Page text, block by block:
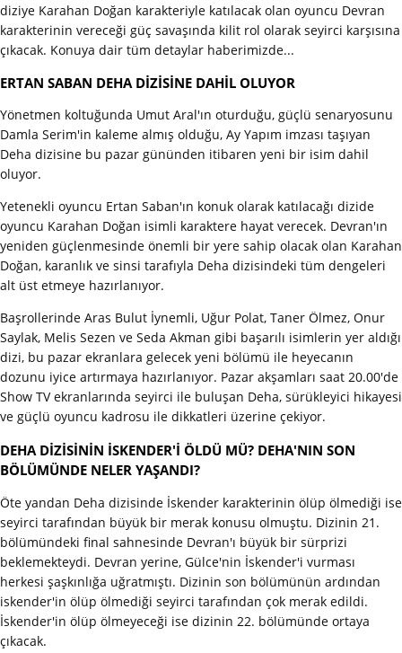
diziye Karahan Doğan karakteriyle katılacak olan oyuncu Devran
karakterinin vereceği güç savaşında kilit rol olarak seyirci karşısına
çıkacak. Konuya dair tüm detaylar haberimizde...
ERTAN SABAN DEHA DİZİSİNE DAHİL OLUYOR
Yönetmen koltuğunda Umut Aral'ın oturduğu, güçlü senaryosunu
Damla Serim'in kaleme almış olduğu, Ay Yapım imzası taşıyan
Deha dizisine bu pazar gününden itibaren yeni bir isim dahil
oluyor.
Yetenekli oyuncu Ertan Saban'ın konuk olarak katılacağı dizide
oyuncu Karahan Doğan isimli karaktere hayat verecek. Devran'ın
yeniden güçlenmesinde önemli bir yere sahip olacak olan Karahan
Doğan, karanlık ve sinsi tarafıyla Deha dizisindeki tüm dengeleri
alt üst etmeye hazırlanıyor.
Başrollerinde Aras Bulut İynemli, Uğur Polat, Taner Ölmez, Onur
Saylak, Melis Sezen ve Seda Akman gibi başarılı isimlerin yer aldığı
dizi, bu pazar ekranlara gelecek yeni bölümü ile heyecanın
dozunu iyice artırmaya hazırlanıyor. Pazar akşamları saat 20.00'de
Show TV ekranlarında seyirci ile buluşan Deha, sürükleyici hikayesi
ve güçlü oyuncu kadrosu ile dikkatleri üzerine çekiyor.
DEHA DİZİSİNİN İSKENDER'İ ÖLDÜ MÜ? DEHA'NIN SON
BÖLÜMÜNDE NELER YAŞANDI?
Öte yandan Deha dizisinde İskender karakterinin ölüp ölmediği ise
seyirci tarafından büyük bir merak konusu olmuştu. Dizinin 21.
bölümündeki final sahnesinde Devran'ı büyük bir sürprizi
beklemekteydi. Devran yerine, Gülce'nin İskender'i vurması
herkesi şaşkınlığa uğratmıştı. Dizinin son bölümünün ardından
iskender'in ölüp ölmediği seyirci tarafından çok merak edildi.
İskender'in ölüp ölmeyeceği ise dizinin 22. bölümünde ortaya
çıkacak.